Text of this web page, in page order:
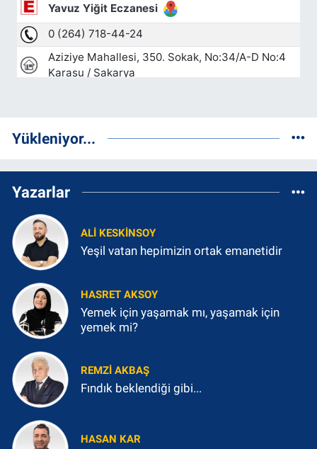
Yükleniyor...
Yazarlar
ALI KESKINSOY
Yeşil vatan hepimizin ortak emanetidir
HASRET AKSOY
Yemek için yaşamak mı, yaşamak için
yemek mi?
REMZI AKBAŞ
Fındık beklendiği gibi...
HASAN KAR